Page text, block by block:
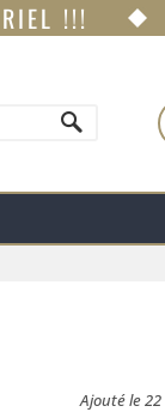
!!!
Ajouté le